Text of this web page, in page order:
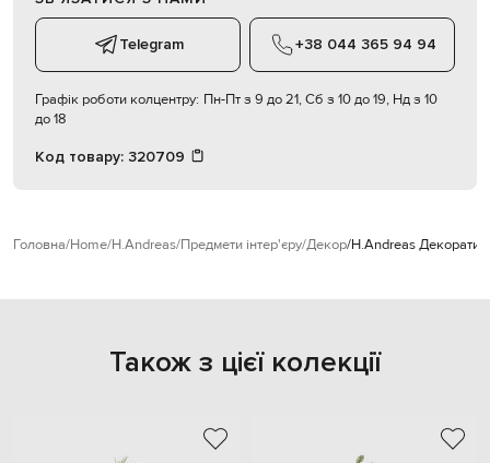
Telegram +38 044 365 94 94
Графік роботи колцентру: Пн-Пт з 9 до 21, Сб з 10 до 19, Нд з 10
до 18
Код товару: 320709
Головна Home H.Andreas Предмети інтер'єру Декор H.Andreas
Також з цієї колекції